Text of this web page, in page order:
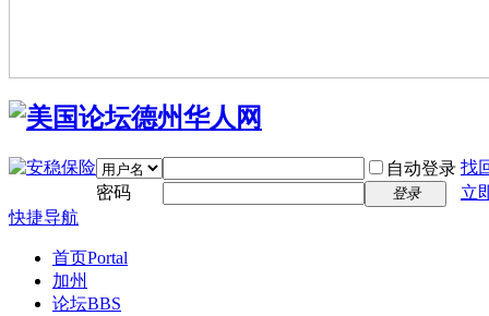
自动登录 找
密码
登录
立
快捷导航
首页Portal
加州
论坛BBS